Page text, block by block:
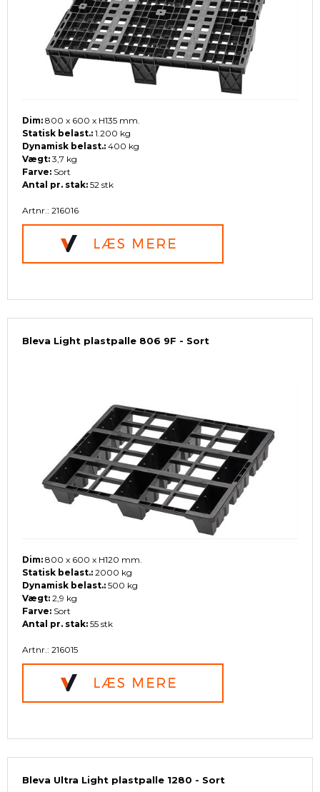
Dim: 800 x 600 x H135 mm.
Statisk belast.: 1.200 kg
Dynamisk belast.: 400 kg
Vægt: 3,7 kg
Farve: Sort
Antal pr. stak: 52 stk
Artnr.: 216016
Bleva Light plastpalle 806 9F - Sort
Dim: 800 x 600 x H120 mm.
Statisk belast.: 2000 kg
Dynamisk belast.: 500 kg
Vægt: 2,9 kg
Farve: Sort
Antal pr. stak: 55 stk
Artnr.: 216015
Bleva Ultra Light plastpalle 1280 - Sort